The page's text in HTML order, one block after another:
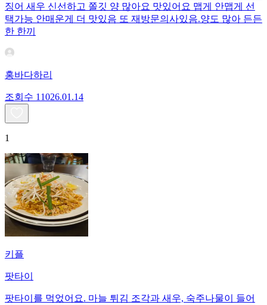
징어 새우 신선하고 쫄깃 양 많아요 맛있어요 맵게 안맵게 선
택가능 안매운게 더 맛있음 또 재방문의사있음.양도 많아 든든
한 한끼
홍바다하리
조회수 11026.01.14
1
키플
팟타이
팟타이를 먹었어요. 마늘 튀김 조각과 새우, 숙주나물이 들어